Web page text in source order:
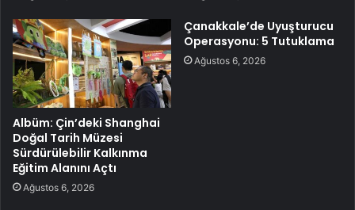
Albüm: Çin’deki Shanghai
Doğal Tarih Müzesi
Sürdürülebilir Kalkınma
Eğitim Alanını Açtı
Ağustos 6, 2026
Çanakkale’de Uyuşturucu
Operasyonu: 5 Tutuklama
Ağustos 6, 2026